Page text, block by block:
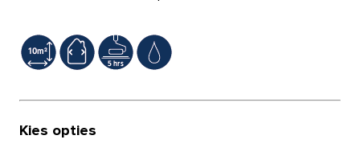
Kies opties